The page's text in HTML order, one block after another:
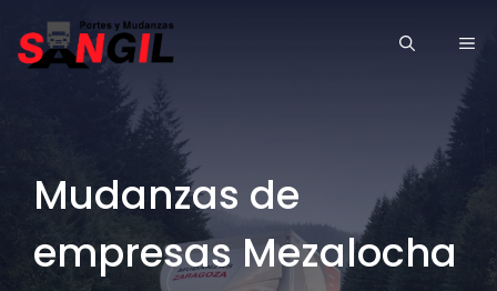
Mudanzas de
empresas Mezalocha